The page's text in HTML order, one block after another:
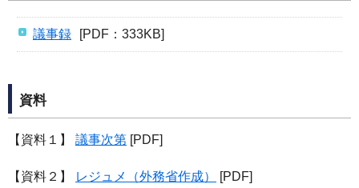
議事録 [PDF：333KB]
資料
【資料１】 議事次第 [PDF]
【資料２】 レジュメ（外務省作成） [PDF]